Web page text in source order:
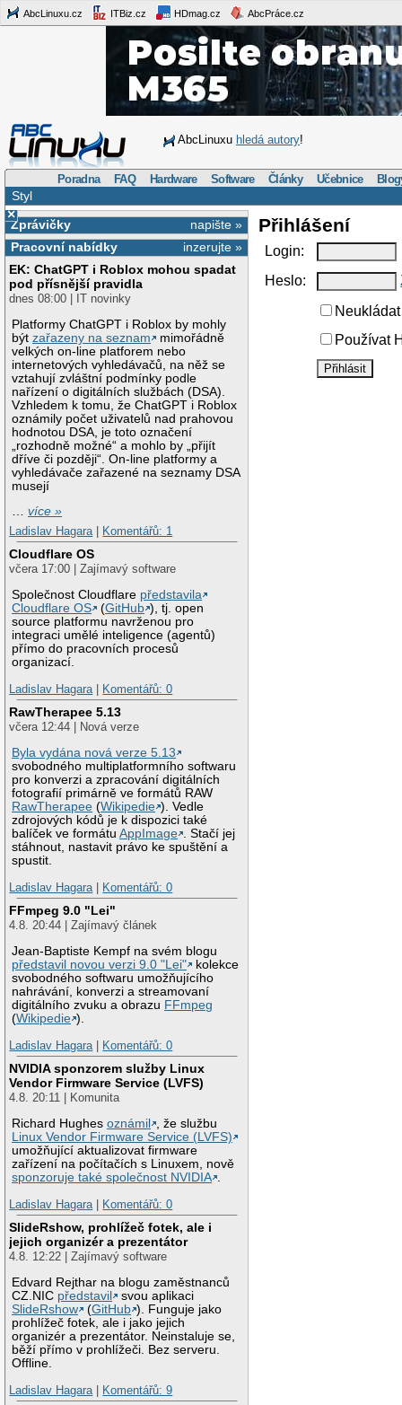
AbcLinuxu.cz ITBiz.cz HDmag.cz AbcPráce.cz
AbcLinuxu hledá autory!
Poradna FAQ Hardware Software Články Učebnice
Styl
×
napište »
Zprávičky
inzerujte »
Pracovní nabídky
EK: ChatGPT i Roblox mohou spadat
pod přísnější pravidla
dnes 08:00 | IT novinky
Platformy ChatGPT i Roblox by mohly
býtzařazeny na seznam
mimořádně
velkých on-line platforem nebo
internetových vyhledávačů, na něž se
vztahují zvláštní podmínky podle
nařízení o digitálních službách (DSA).
Vzhledem k tomu, že ChatGPT i Roblox
oznámily počet uživatelů nad prahovou
hodnotou DSA, je toto označení
„rozhodně možné“ a mohlo by „přijít
dříve či později“. On-line platformy a
vyhledávače zařazené na seznamy DSA
musejí
…více »
Ladislav Hagara
Komentářů: 1
Cloudflare OS
včera 17:00 | Zajímavý software
Společnost Cloudflare představila
Cloudflare OS
(GitHub ), tj. open
source platformu navrženou pro
integraci umělé inteligence (agentů)
přímo do pracovních procesů
organizací.
Ladislav Hagara
Komentářů: 0
RawTherapee 5.13
včera 12:44 | Nová verze
Byla vydána nová verze 5.13
svobodného multiplatformního softwaru
pro konverzi a zpracování digitálních
fotografií primárně ve formátů RAW
RawTherapee (Wikipedie ). Vedle
zdrojových kódů je k dispozici také
balíček ve formátuAppImage . Stačí jej
stáhnout, nastavit právo ke spuštění a
spustit.
Ladislav Hagara
Komentářů: 0
FFmpeg 9.0 "Lei"
4.8. 20:44 | Zajímavý článek
Jean-Baptiste Kempf na svém blogu
představil novou verzi 9.0 "Lei"
kolekce
svobodného softwaru umožňujícího
nahrávání, konverzi a streamovaní
digitálního zvuku a obrazu FFmpeg
(Wikipedie ).
Ladislav Hagara
Komentářů: 0
NVIDIA sponzorem služby Linux
Vendor Firmware Service (LVFS)
4.8. 20:11 | Komunita
Richard Hughesoznámil
, že službu
Linux Vendor Firmware Service (LVFS)
umožňující aktualizovat firmware
zařízení na počítačích s Linuxem, nově
sponzoruje také společnost NVIDIA .
Ladislav Hagara | Komentářů: 0
SlideRshow, prohlížeč fotek, ale i
jejich organizér a prezentátor
4.8. 12:22 | Zajímavý software
Edvard Rejthar na blogu zaměstnanců
CZ.NIC představil
svou aplikaci
SlideRshow
(GitHub ). Funguje jako
prohlížeč fotek, ale i jako jejich
organizér a prezentátor. Neinstaluje se,
běží přímo v prohlížeči. Bez serveru.
Offline.
Ladislav Hagara | Komentářů: 9
Přihlášení
Login:
Heslo:
Používat